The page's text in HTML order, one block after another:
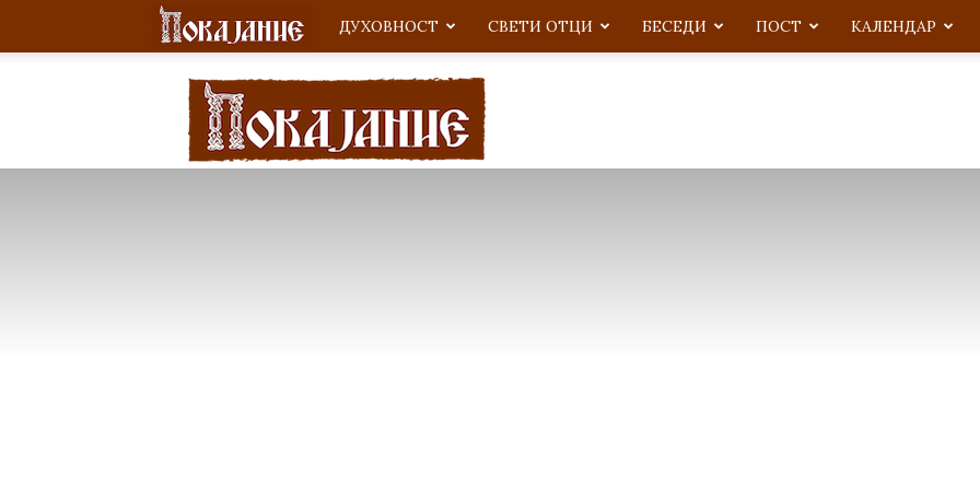
ДУХОВНОСТ СВЕТИ ОТЦИ БЕСЕДИ ПОСТ KАЛЕНДАР
Покајание